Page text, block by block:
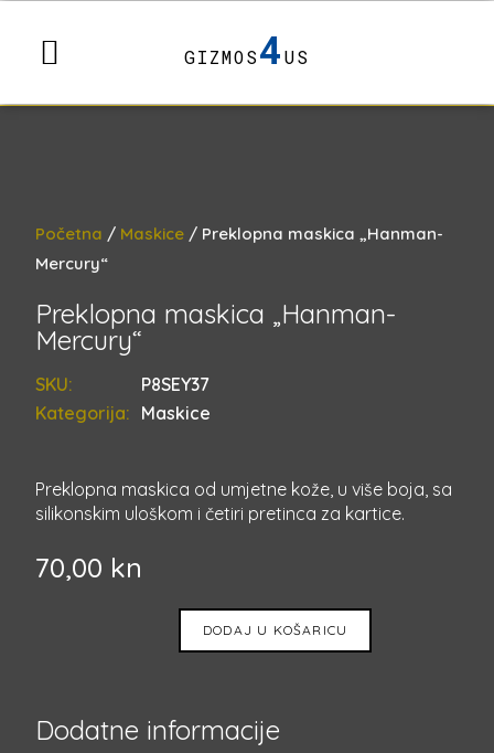
GIZMOS4US
Početna / Maskice / Preklopna maskica „Hanman-
Mercury“
Preklopna maskica „Hanman-
Mercury“
SKU:
P8SEY37
Kategorija: Maskice
Preklopna maskica od umjetne kože, u više boja, sa
silikonskim uloškom i četiri pretinca za kartice.
70,00 kn
DODAJ U KOŠARICU
Dodatne informacije